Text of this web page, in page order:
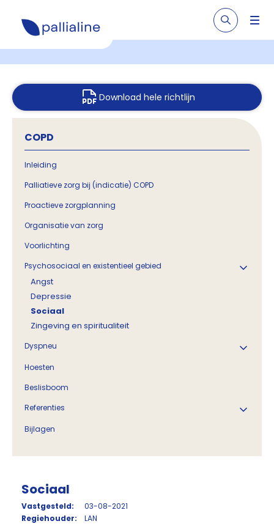
Download hele richtlijn
COPD
Inleiding
Palliatieve zorg bij (indicatie) COPD
Proactieve zorgplanning
Organisatie van zorg
Voorlichting
Psychosociaal en existentieel gebied
Angst
Depressie
Sociaal
Zingeving en spiritualiteit
Dyspneu
Hoesten
Beslisboom
Referenties
Bijlagen
Sociaal
Vastgesteld:
03-08-2021
Regiehouder:
LAN